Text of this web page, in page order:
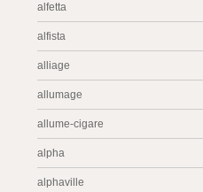
alfetta
alfista
alliage
allumage
allume-cigare
alpha
alphaville